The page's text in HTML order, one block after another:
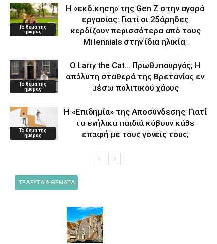
Το θέμα της
ημέρας
Η «εκδίκηση» της Gen Z στην αγορά
εργασίας: Γιατί οι 25άρηδες
κερδίζουν περισσότερα από τους
Millennials στην ίδια ηλικία;
Το θέμα της
ημέρας
Ο Larry the Cat… Πρωθυπουργός; Η
απόλυτη σταθερά της Βρετανίας εν
μέσω πολιτικού χάους
Το θέμα της
ημέρας
Η «Επιδημία» της Αποσύνδεσης: Γιατί
τα ενήλικα παιδιά κόβουν κάθε
επαφή με τους γονείς τους;
ΤΕΛΕΥΤΑΙΑ ΘΕΜΑΤΑ